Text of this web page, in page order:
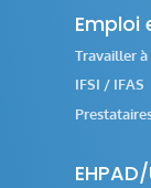
Travailler à
IFSI / IFAS